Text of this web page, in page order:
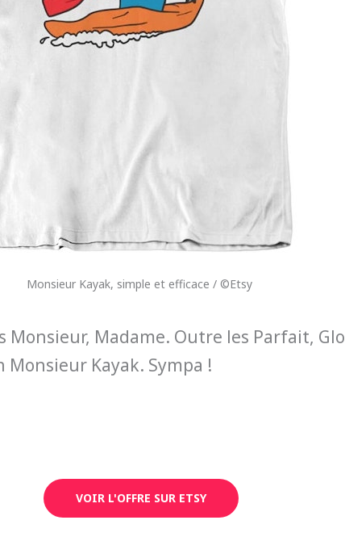
Monsieur Kayak, simple et efficace / ©Etsy
Monsieur, Madame. Outre les Parfait,
Kayak. Sympa !
VOIR L'OFFRE SUR ETSY